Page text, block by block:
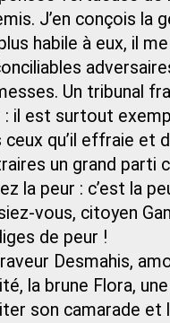
J’en conçois la
habile à eux, il
Un tribunal
: il est surtout
qu’il effraie et
un grand parti
la peur : c’est la
vous, citoyen
de peur !
Desmahis,
la brune Flora,
son camarade et